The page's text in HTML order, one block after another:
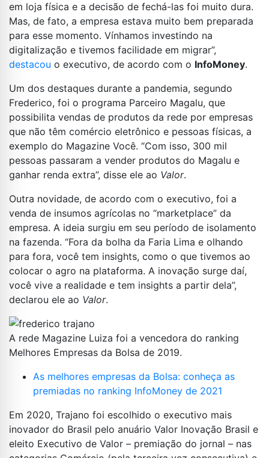
em loja física e a decisão de fechá-las foi muito dura.
Mas, de fato, a empresa estava muito bem preparada
para esse momento. Vínhamos investindo na
digitalização e tivemos facilidade em migrar”,
destacou o executivo, de acordo com o InfoMoney.
Um dos destaques durante a pandemia, segundo
Frederico, foi o programa Parceiro Magalu, que
possibilita vendas de produtos da rede por empresas
que não têm comércio eletrônico e pessoas físicas, a
exemplo do Magazine Você. “Com isso, 300 mil
pessoas passaram a vender produtos do Magalu e
ganhar renda extra”, disse ele ao Valor.
Outra novidade, de acordo com o executivo, foi a
venda de insumos agrícolas no “marketplace” da
empresa. A ideia surgiu em seu período de isolamento
na fazenda. “Fora da bolha da Faria Lima e olhando
para fora, você tem insights, como o que tivemos ao
colocar o agro na plataforma. A inovação surge daí,
você vive a realidade e tem insights a partir dela”,
declarou ele ao Valor.
A rede Magazine Luiza foi a vencedora do ranking
Melhores Empresas da Bolsa de 2019.
As melhores empresas da Bolsa: conheça as
premiadas no ranking InfoMoney de 2021
Em 2020, Trajano foi escolhido o executivo mais
inovador do Brasil pelo anuário Valor Inovação Brasil e
eleito Executivo de Valor – premiação do jornal – nas